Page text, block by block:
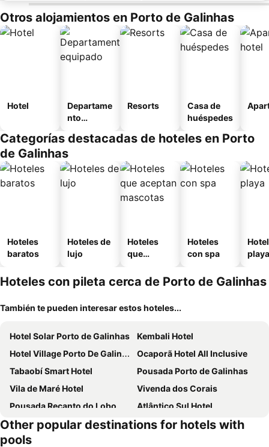
Otros alojamientos en Porto de Galinhas
Hotel
Departame
nto
Resorts
Casa de
huéspedes
Categorías destacadas de hoteles en Porto
de Galinhas
Hoteles
baratos
Hoteles de
lujo
Hoteles
que
mascotas
Hoteles
con spa
playa
Hoteles con pileta cerca de Porto de Galinhas
También te pueden interesar estos hoteles...
Hotel Solar Porto de Galinhas
Kembali Hotel
Hotel Village Porto De Galinhas
Ocaporã Hotel All Inclusive
Tabaobí Smart Hotel
Pousada Porto de Galinhas
Vila de Maré Hotel
Vivenda dos Corais
Pousada Recanto do Lobo
Atlântico Sul Hotel
Pousada Porto Dangola
Easy Porto Hotel
Pousada da Vivi
Other popular destinations for hotels with
pools